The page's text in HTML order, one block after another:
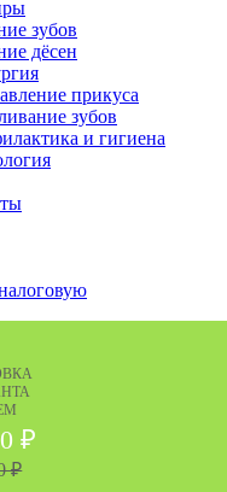
зубов
дёсен
прикуса
зубов
и гигиена
₽
₽